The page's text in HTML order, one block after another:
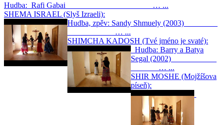
Hudba: Rafi Gabai … ...
SHEMA ISRAEL (Slyš Izraeli):
Hudba, zpěv: Sandy Shmuely (2003)
… ...
SHIMCHA KADOSH (Tvé jméno je svaté):
Hudba: Barry a Batya
Segal (2002)
… ...
SHIR MOSHE (Mojžíšova
píseň):